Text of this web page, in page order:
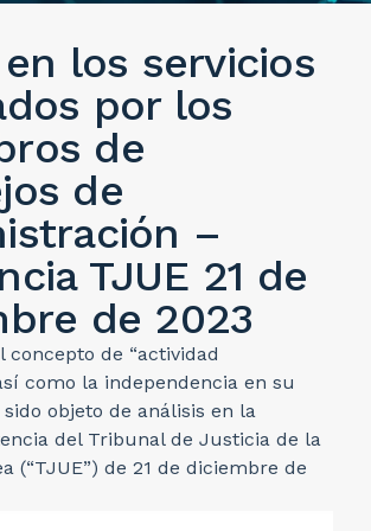
en los servicios
por los
de
de
–
TJUE 21 de
de 2023
concepto de “actividad
como la independencia en su
objeto de análisis en la
del Tribunal de Justicia de la
(“TJUE”) de 21 de diciembre de